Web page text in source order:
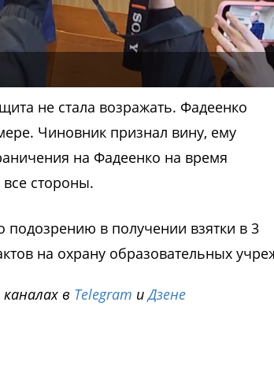
не стала возражать. Фадеенко
Чиновник признал вину, ему
на Фадеенко на время
стороны.
в получении взятки в 3
на охрану образовательных
в Telegram иДзене